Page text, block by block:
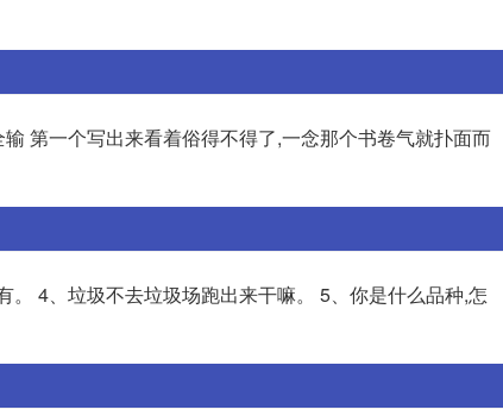
第一个写出来看着俗得不得了,一念那个书卷气就扑面而
4、垃圾不去垃圾场跑出来干嘛。 5、你是什么品种,怎